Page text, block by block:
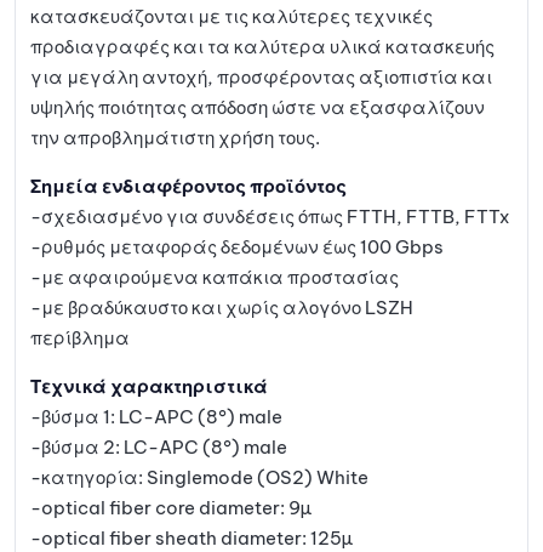
κατασκευάζονται με τις καλύτερες τεχνικές
προδιαγραφές και τα καλύτερα υλικά κατασκευής
για μεγάλη αντοχή, προσφέροντας αξιοπιστία και
υψηλής ποιότητας απόδοση ώστε να εξασφαλίζουν
την απροβλημάτιστη χρήση τους.
Σημεία ενδιαφέροντος προϊόντος
-σχεδιασμένο για συνδέσεις όπως FTTH, FTTB, FTTx
-ρυθμός μεταφοράς δεδομένων έως 100 Gbps
-με αφαιρούμενα καπάκια προστασίας
-με βραδύκαυστο και χωρίς αλογόνο LSZH
περίβλημα
Τεχνικά χαρακτηριστικά
-βύσμα 1: LC-APC (8°) male
-βύσμα 2: LC-APC (8°) male
-κατηγορία: Singlemode (OS2) White
-optical fiber core diameter: 9µ
-optical fiber sheath diameter: 125µ